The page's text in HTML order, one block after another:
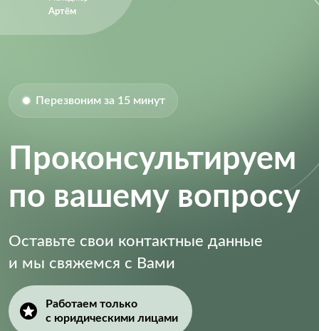
Артём
Перезвоним за 15 минут
Проконсультируем
по вашему вопросу
Оставьте свои контактные данные
и мы свяжемся с Вами
Работаем только
с юридическими лицами